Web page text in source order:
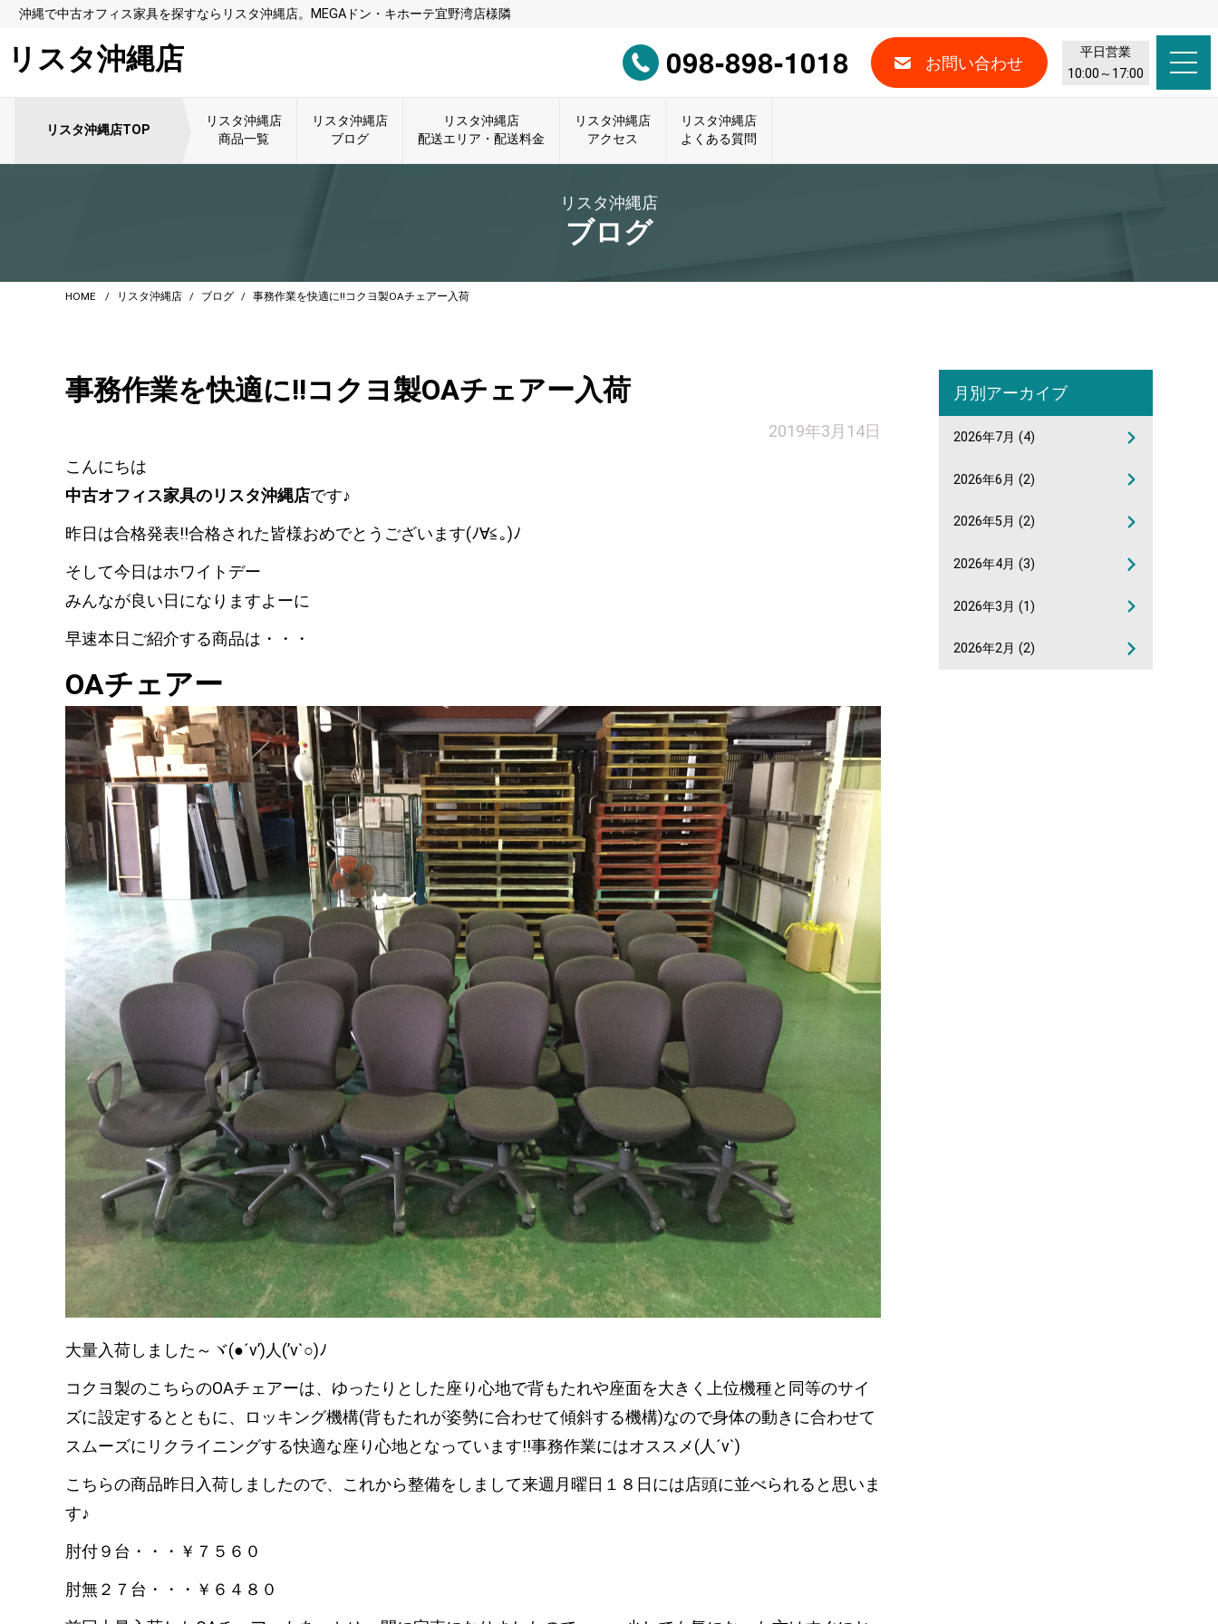
沖縄で中古オフィス家具を探すならリスタ沖縄店。MEGAドン・キホーテ宜野湾店様隣
リスタ沖縄店 098-898-1018 お問い合わせ
平日営業
10:00～17:00
リスタ沖縄店TOP
リスタ沖縄店
商品一覧
リスタ沖縄店
ブログ
リスタ沖縄店
配送エリア・配送料金
リスタ沖縄店
アクセス
リスタ沖縄店
よくある質問
リスタ沖縄店
ブログ
HOME リスタ沖縄店 ブログ 事務作業を快適に!!コクヨ製OAチェアー入荷
事務作業を快適に!!コクヨ製OAチェアー入荷
2019年3月14日
こんにちは
中古オフィス家具のリスタ沖縄店です♪
昨日は合格発表!!合格された皆様おめでとうございます(ﾉ∀≦｡)ﾉ
そして今日はホワイトデー
みんなが良い日になりますよーに
早速本日ご紹介する商品は・・・
OAチェアー
大量入荷しました～ヾ(●´v’)人(’v`○)ﾉ
コクヨ製のこちらのOAチェアーは、ゆったりとした座り心地で背もたれや座面を大きく上位機種と同等のサイ
ズに設定するとともに、ロッキング機構(背もたれが姿勢に合わせて傾斜する機構)なので身体の動きに合わせて
スムーズにリクライニングする快適な座り心地となっています!!事務作業にはオススメ(人´v`)
こちらの商品昨日入荷しましたので、これから整備をしまして来週月曜日１８日には店頭に並べられると思いま
す♪
肘付９台・・・￥７５６０
肘無２７台・・・￥６４８０
月別アーカイブ
2026年7月 (4)
2026年6月 (2)
2026年5月 (2)
2026年4月 (3)
2026年3月 (1)
2026年2月 (2)